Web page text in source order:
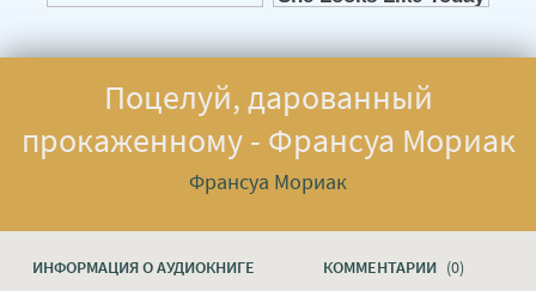
Поцелуй, дарованный
прокаженному - Франсуа Мориак
Франсуа Мориак
ИНФОРМАЦИЯ О АУДИОКНИГЕ КОММЕНТАРИИ (0)